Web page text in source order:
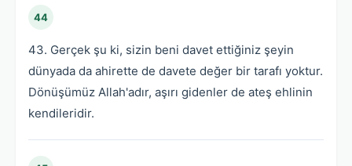
44
43. Gerçek şu ki, sizin beni davet ettiğiniz şeyin
dünyada da ahirette de davete değer bir tarafı yoktur.
Dönüşümüz Allah'adır, aşırı gidenler de ateş ehlinin
kendileridir.